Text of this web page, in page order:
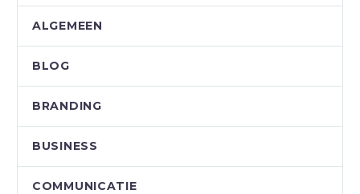
ALGEMEEN
BLOG
BRANDING
BUSINESS
COMMUNICATIE